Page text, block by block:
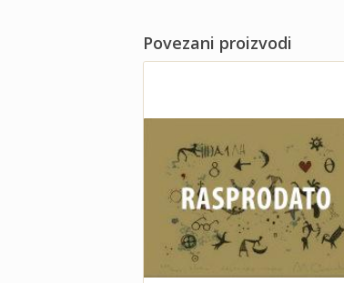
Povezani proizvodi